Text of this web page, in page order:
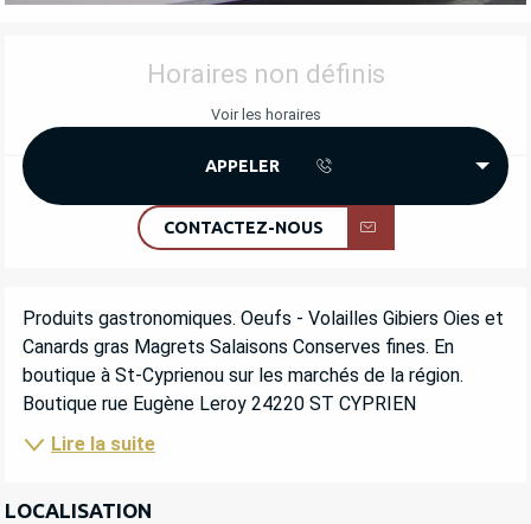
OUVERTURE ET COORDONNÉES
Horaires non définis
Voir les horaires
APPELER
CONTACTEZ-NOUS
DESCRIPTION
Produits gastronomiques. Oeufs - Volailles Gibiers Oies et
Canards gras Magrets Salaisons Conserves fines. En
boutique à St-Cyprienou sur les marchés de la région.
Boutique rue Eugène Leroy 24220 ST CYPRIEN
Lire la suite
LOCALISATION